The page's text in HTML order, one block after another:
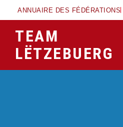
ANNUAIRE DES FÉDÉRATIONS
TEAM
LËTZEBUERG